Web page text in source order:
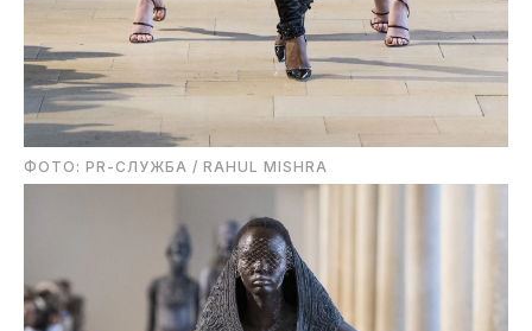
ФОТО: PR-СЛУЖБА / RAHUL MISHRA